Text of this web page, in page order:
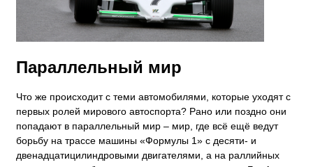
​Параллельный мир
Что же происходит с теми автомобилями, которые уходят с
первых ролей мирового автоспорта? Рано или поздно они
попадают в параллельный мир – мир, где всё ещё ведут
борьбу на трассе машины «Формулы 1» с десяти- и
двенадцатицилиндровыми двигателями, а на раллийных